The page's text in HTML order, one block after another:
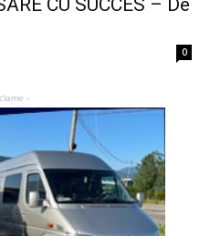
CU SUCCES – De
0
-